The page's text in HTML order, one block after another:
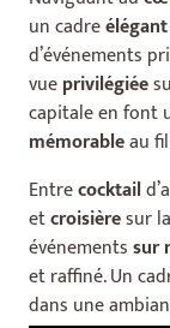
un cadreélégant
d’événements
vueprivilégiée
capitale en font
mémorableau
Entrecocktail
etcroisièresur
événementssur
et raffiné. Un
dans une